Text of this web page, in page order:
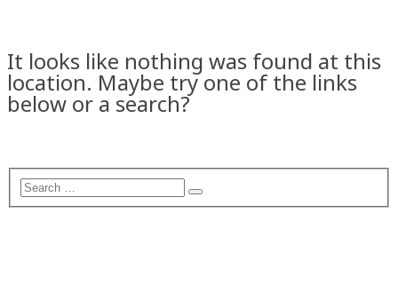
It looks like nothing was found at this
location. Maybe try one of the links
below or a search?